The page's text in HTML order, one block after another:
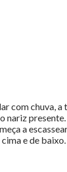
com chuva,
nariz
a
e de baixo.